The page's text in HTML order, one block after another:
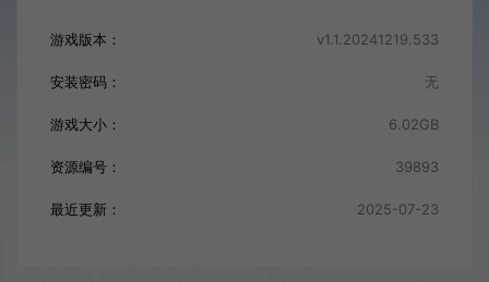
游戏版本： v1.1.20241219.533
安装密码： 无
游戏大小： 6.02GB
资源编号： 39893
最近更新： 2025-07-23